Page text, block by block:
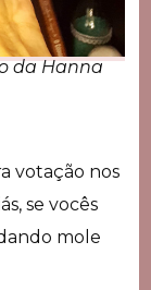
da Hanna
votação nos
se vocês
mole